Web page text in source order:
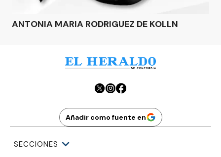
ANTONIA MARIA RODRIGUEZ DE KOLLN
Añadir como fuente en
SECCIONES